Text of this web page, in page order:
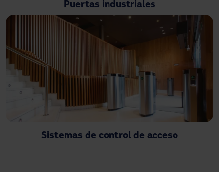
Puertas industriales
Sistemas de control de acceso